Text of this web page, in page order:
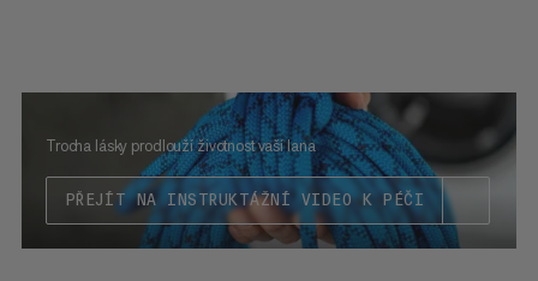
Trocha lásky prodlouží životnost vaší lana
PŘEJÍT NA INSTRUKTÁŽNÍ VIDEO K PÉČI